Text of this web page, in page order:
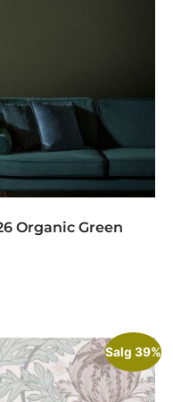
Organic Green
Salg 39%